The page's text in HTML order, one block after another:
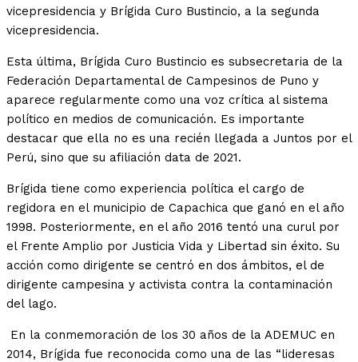
vicepresidencia y Brígida Curo Bustincio, a la segunda
vicepresidencia.
Esta última, Brígida Curo Bustincio es subsecretaria de la
Federación Departamental de Campesinos de Puno y
aparece regularmente como una voz crítica al sistema
político en medios de comunicación. Es importante
destacar que ella no es una recién llegada a Juntos por el
Perú, sino que su afiliación data de 2021.
Brígida tiene como experiencia política el cargo de
regidora en el municipio de Capachica que ganó en el año
1998. Posteriormente, en el año 2016 tentó una curul por
el Frente Amplio por Justicia Vida y Libertad sin éxito. Su
acción como dirigente se centró en dos ámbitos, el de
dirigente campesina y activista contra la contaminación
del lago.
En la conmemoración de los 30 años de la ADEMUC en
2014, Brígida fue reconocida como una de las “lideresas